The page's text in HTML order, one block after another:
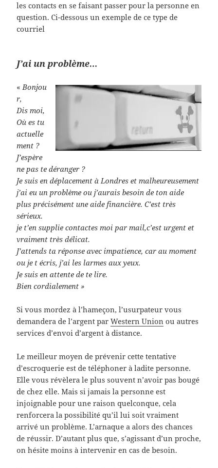
les contacts en se faisant passer pour la personne en
question. Ci-dessous un exemple de ce type de
courriel
J’ai un problème…
«Bonjou
r,
Dis moi,
Où es tu
actuelle
ment ?
J’espère
ne pas te déranger ?
Je suis en déplacement à Londres et malheureusement
j’ai eu un problème ou j’aurais besoin de ton aide
plus précisément une aide financière. C’est très
sérieux.
je t’en supplie contactes moi par mail,c’est urgent et
vraiment très délicat.
J’attends ta réponse avec impatience, car au moment
ou je t écris, j’ai les larmes aux yeux.
Je suis en attente de te lire.
Bien cordialement »
Si vous mordez à l’hameçon, l’usurpateur vous
demandera de l’argent parWestern Union ou autres
services d’envoi d’argent à distance.
Le meilleur moyen de prévenir cette tentative
d’escroquerie est de téléphoner à ladite personne.
Elle vous révèlera le plus souvent n’avoir pas bougé
de chez elle. Mais si jamais la personne est
injoignable pour une raison quelconque, cela
renforcera la possibilité qu’il lui soit vraiment
arrivé un problème. L’arnaque a alors des chances
de réussir. D’autant plus que, s’agissant d’un proche,
on hésite moins à intervenir en cas de besoin.